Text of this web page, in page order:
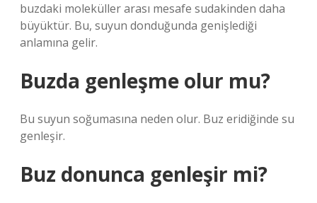
buzdaki moleküller arası mesafe sudakinden daha
büyüktür. Bu, suyun donduğunda genişlediği
anlamına gelir.
Buzda genleşme olur mu?
Bu suyun soğumasına neden olur. Buz eridiğinde su
genleşir.
Buz donunca genleşir mi?